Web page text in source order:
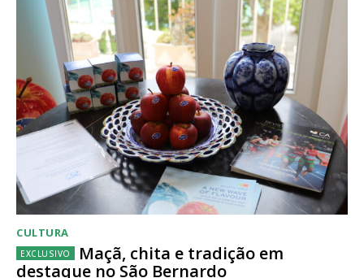
CULTURA
Maçã, chita e tradição em
destaque no São Bernardo